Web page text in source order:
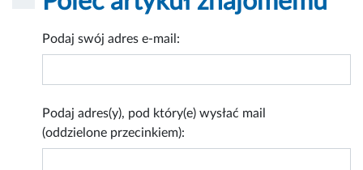
Podaj swój adres e-mail:
Podaj adres(y), pod który(e) wysłać mail
(oddzielone przecinkiem):